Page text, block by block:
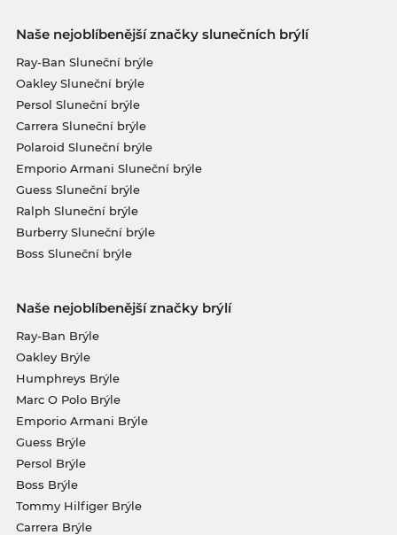
Naše nejoblíbenější značky slunečních brýlí
Ray-Ban Sluneční brýle
Oakley Sluneční brýle
Persol Sluneční brýle
Carrera Sluneční brýle
Polaroid Sluneční brýle
Emporio Armani Sluneční brýle
Guess Sluneční brýle
Ralph Sluneční brýle
Burberry Sluneční brýle
Boss Sluneční brýle
Naše nejoblíbenější značky brýlí
Ray-Ban Brýle
Oakley Brýle
Humphreys Brýle
Marc O Polo Brýle
Emporio Armani Brýle
Guess Brýle
Persol Brýle
Boss Brýle
Tommy Hilfiger Brýle
Carrera Brýle